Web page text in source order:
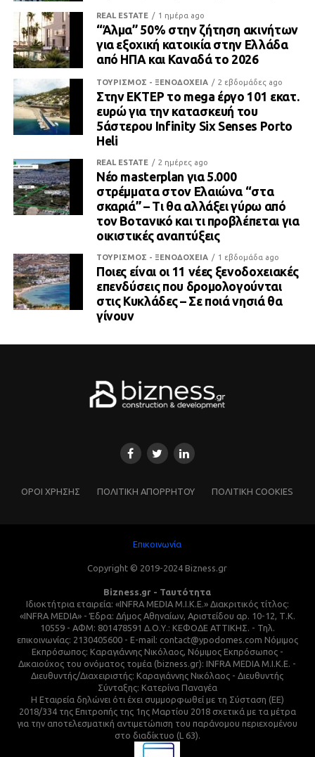
REAL ESTATE 1 ημέρα ago
“Άλμα” 50% στην ζήτηση ακινήτων
για εξοχική κατοικία στην Ελλάδα
από ΗΠΑ και Καναδά το 2026
ΤΟΥΡΙΣΜΟΣ - ΞΕΝΟΔΟΧΕΙΑ 2 εβδομάδες ago
Στην ΕΚΤΕΡ το mega έργο 101 εκατ.
ευρώ για την κατασκευή του
5άστερου Infinity Six Senses Porto
Heli
REAL ESTATE 2 ημέρες ago
Νέο masterplan για 5.000
στρέμματα στον Ελαιώνα “στα
σκαριά” – Τι θα αλλάξει γύρω από
τον Βοτανικό και τι προβλέπεται για
οικιστικές αναπτύξεις
ΤΟΥΡΙΣΜΟΣ - ΞΕΝΟΔΟΧΕΙΑ 1 εβδομάδα ago
Ποιες είναι οι 11 νέες ξενοδοχειακές
επενδύσεις που δρομολογούνται
στις Κυκλάδες – Σε ποιά νησιά θα
γίνουν
ΌΡΟΙ ΧΡΗΣΗΣ ΠΟΛΙΤΙΚΗ ΑΠΟΡΡΗΤΟΥ ΠΟΛΙΤΙΚΗ COOKIES
Επικοινωνία
Copyright © 2019-2024 Bizness.gr
Bizness.gr - Ταυτότητα
Ιδιοκτήτρια εταιρεία: «INFRA MEDIA M.I.K.E.» Διακριτικός τίτλος:
«INFRA MEDIA» - Έδρα: Δήμος Αθηναίων, Αριστείδου αρ. 10-12, Τ.Κ.
10559 - ΑΦΜ: 801478591 Δ.Ο.Υ.: ΚΕΦΟΔΕ ΑΤΤΙΚΗΣ. - Τηλ.
επικοινωνίας: 2130405600 - E-mail: contact@ypodomes.com Νόμιμος
Εκπρόσωπος: Καραγιάννης Νικόλαος, Νόμιμος Εκπρόσωπος -
Δικαιούχος του ονόματος τομέα (bizness.gr): INFRA MEDIA M.I.K.E. -
Διευθυντής/Διαχειριστής: Καραγιάννης Νικόλαος - Διευθυντής
Σύνταξης: Κατερίνα Παναγέα
Η Εταιρεία δηλώνει ότι έχει συμμορφωθεί με τη Σύσταση (ΕΕ)
2018/334 της Επιτροπής της 1ης Μαρτίου 2018 σχετικά με τα μέτρα
για την αποτελεσματική αντιμετώπιση του παράνομου περιεχομένου
στο διαδίκτυο (L 63).